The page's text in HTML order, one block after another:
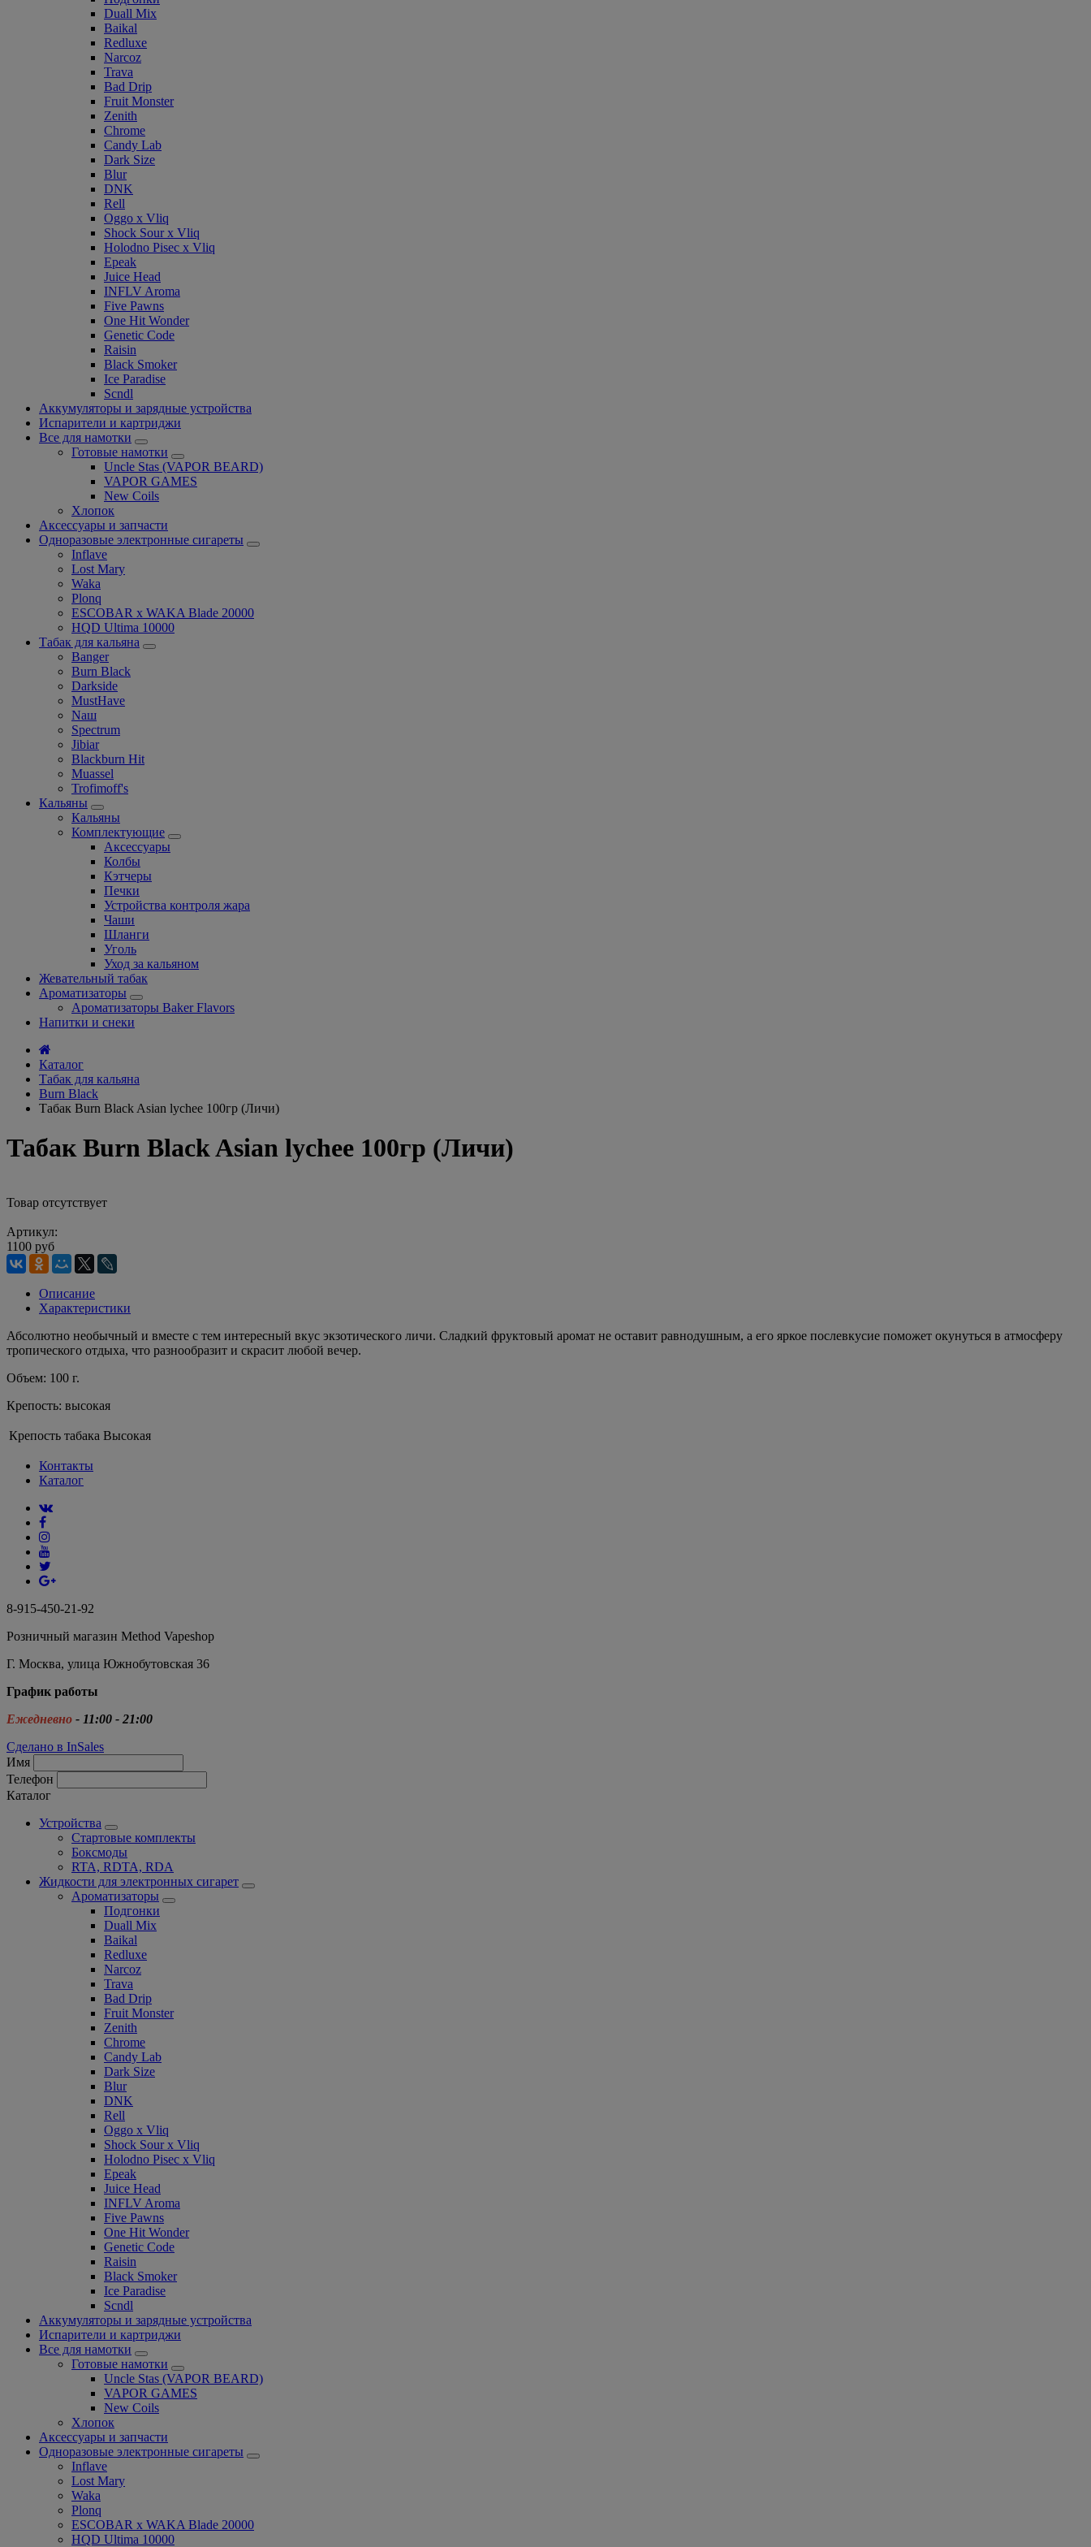
Duall Mix
Baikal
Redluxe
Narcoz
Trava
Bad Drip
Fruit Monster
Zenith
Chrome
Candy Lab
Dark Size
Blur
DNK
Rell
Oggo x Vliq
Shock Sour x Vliq
Holodno Pisec x Vliq
Epeak
Juice Head
INFLV Aroma
Five Pawns
One Hit Wonder
Genetic Code
Raisin
Black Smoker
Ice Paradise
Scndl
Аккумуляторы и зарядные устройства
Испарители и картриджи
Все для намотки
Готовые намотки
Uncle Stas (VAPOR BEARD)
VAPOR GAMES
New Coils
Хлопок
Аксессуары и запчасти
Одноразовые электронные сигареты
Inflave
Lost Mary
Waka
Plonq
ESCOBAR x WAKA Blade 20000
HQD Ultima 10000
Табак для кальяна
Banger
Burn Black
Darkside
MustHave
Nаш
Spectrum
Jibiar
Blackburn Hit
Muassel
Trofimoff's
Кальяны
Кальяны
Комплектующие
Аксессуары
Колбы
Кэтчеры
Печки
Устройства контроля жара
Чаши
Шланги
Уголь
Уход за кальяном
Жевательный табак
Ароматизаторы
Ароматизаторы Baker Flavors
Напитки и снеки
Каталог
Табак для кальяна
Burn Black
Табак Burn Black Asian lychee 100гр (Личи)
Табак Burn Black Asian lychee 100гр (Личи)
Товар отсутствует
Артикул:
1100 руб
Описание
Характеристики
Абсолютно необычный и вместе с тем интересный вкус экзотического личи. Сладкий фруктовый аромат не оставит равнодушным, а его яркое послевкусие поможет окунуться в атмосферу
тропического отдыха, что разнообразит и скрасит любой вечер.
Объем: 100 г.
Крепость: высокая
Крепость табака Высокая
Контакты
Каталог
8-915-450-21-92
Розничный магазин Method Vapeshop
Г. Москва, улица Южнобутовская 36
График работы
Ежедневно - 11:00 - 21:00
Сделано в InSales
Имя
Телефон
Каталог
Устройства
Стартовые комплекты
Боксмоды
RTA, RDTA, RDA
Жидкости для электронных сигарет
Ароматизаторы
Подгонки
Duall Mix
Baikal
Redluxe
Narcoz
Trava
Bad Drip
Fruit Monster
Zenith
Chrome
Candy Lab
Dark Size
Blur
DNK
Rell
Oggo x Vliq
Shock Sour x Vliq
Holodno Pisec x Vliq
Epeak
Juice Head
INFLV Aroma
Five Pawns
One Hit Wonder
Genetic Code
Raisin
Black Smoker
Ice Paradise
Scndl
Аккумуляторы и зарядные устройства
Испарители и картриджи
Все для намотки
Готовые намотки
Uncle Stas (VAPOR BEARD)
VAPOR GAMES
New Coils
Хлопок
Аксессуары и запчасти
Одноразовые электронные сигареты
Inflave
Lost Mary
Waka
Plonq
ESCOBAR x WAKA Blade 20000
HQD Ultima 10000